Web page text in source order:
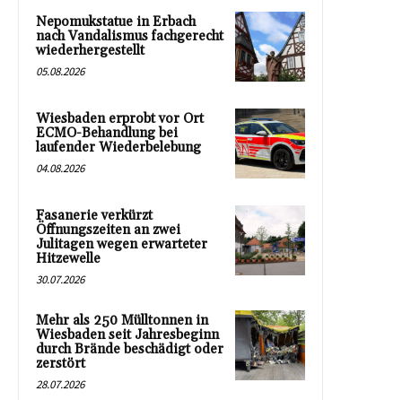
Nepomukstatue in Erbach
nach Vandalismus fachgerecht
wiederhergestellt
05.08.2026
Wiesbaden erprobt vor Ort
ECMO-Behandlung bei
laufender Wiederbelebung
04.08.2026
Fasanerie verkürzt
Öffnungszeiten an zwei
Julitagen wegen erwarteter
Hitzewelle
30.07.2026
Mehr als 250 Mülltonnen in
Wiesbaden seit Jahresbeginn
durch Brände beschädigt oder
zerstört
28.07.2026